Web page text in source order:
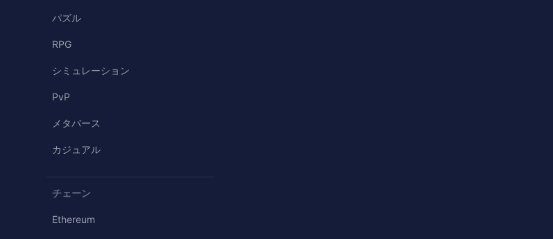
パズル
RPG
シミュレーション
PvP
メタバース
カジュアル
チェーン
Ethereum